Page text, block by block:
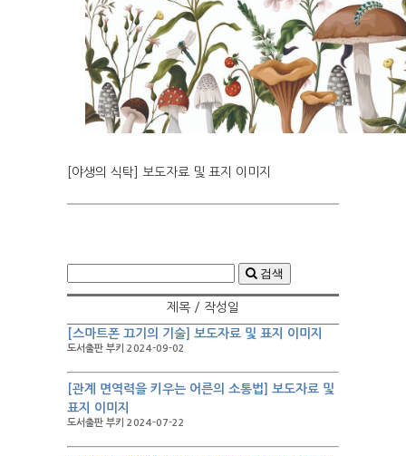
[야생의 식탁] 보도자료 및 표지 이미지
검색
제목 / 작성일
[스마트폰 끄기의 기술] 보도자료 및 표지 이미지
도서출판 부키 2024-09-02
[관계 면역력을 키우는 어른의 소통법] 보도자료 및
표지 이미지
도서출판 부키 2024-07-22